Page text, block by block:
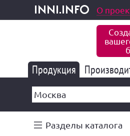
inni.info
и услуги О
Продукция 177 847
Разделы каталога